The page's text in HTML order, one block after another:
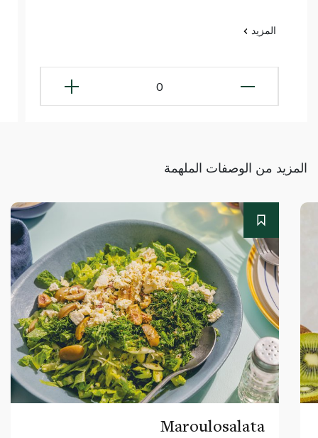
المزيد
0
المزيد من الوصفات الملهمة
Maroulosalata